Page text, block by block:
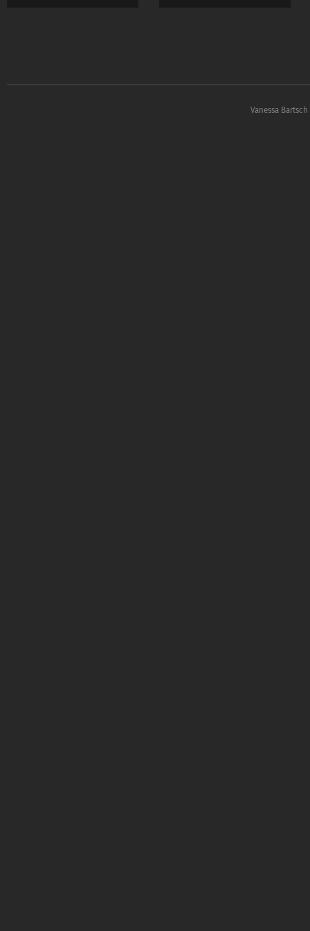
Lass uns quatschen
Vanessa